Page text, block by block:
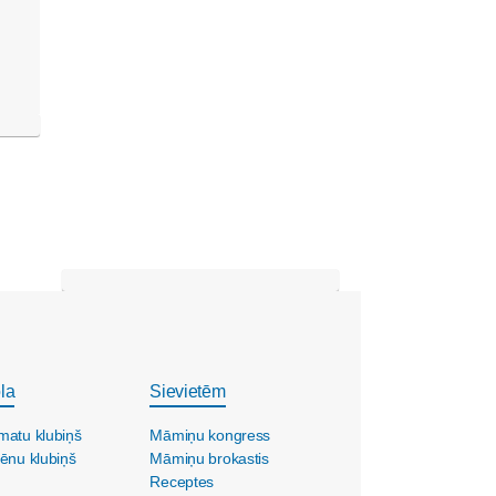
klubiņš
klubiņš
Sievietēm
Māmiņu kongress
Māmiņu brokastis
Receptes